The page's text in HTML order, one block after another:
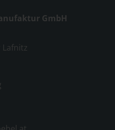
GmbH
Lafnitz